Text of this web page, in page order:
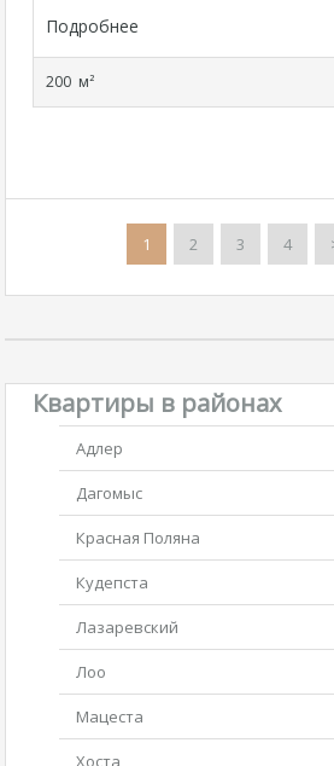
Подробнее
200 м²
1 2 3 4
Квартиры в районах
Адлер
Дагомыс
Красная Поляна
Кудепста
Лазаревский
Лоо
Мацеста
Хоста